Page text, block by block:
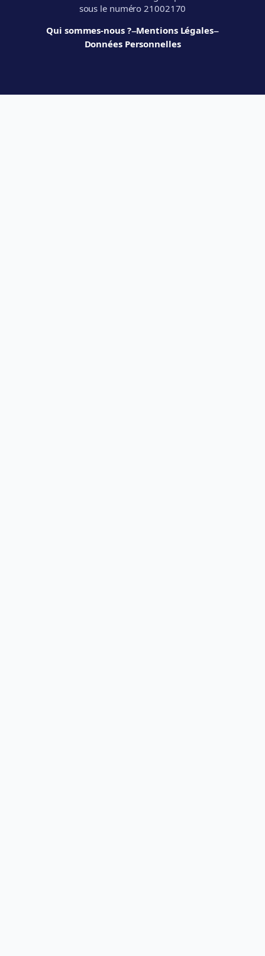
sous le numéro 21002170
Qui sommes-nous ?–Mentions Légales–
Données Personnelles